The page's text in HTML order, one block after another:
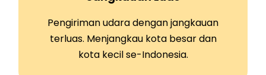
Pengiriman udara dengan jangkauan
terluas. Menjangkau kota besar dan
kota kecil se-Indonesia.